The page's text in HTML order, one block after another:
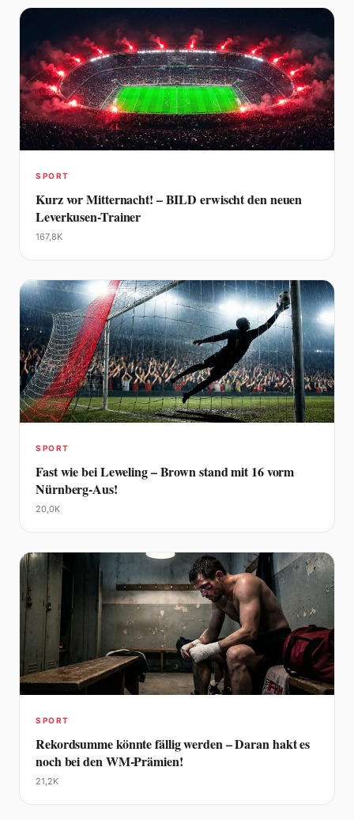
SPORT
Kurz vor Mitternacht! – BILD erwischt den neuen
Leverkusen-Trainer
167,8K
SPORT
Fast wie bei Leweling – Brown stand mit 16 vorm
Nürnberg-Aus!
20,0K
SPORT
Rekordsumme könnte fällig werden – Daran hakt es
noch bei den WM-Prämien!
21,2K